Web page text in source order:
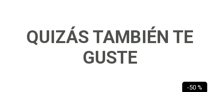
QUIZÁS TAMBIÉN TE
GUSTE
-50 %